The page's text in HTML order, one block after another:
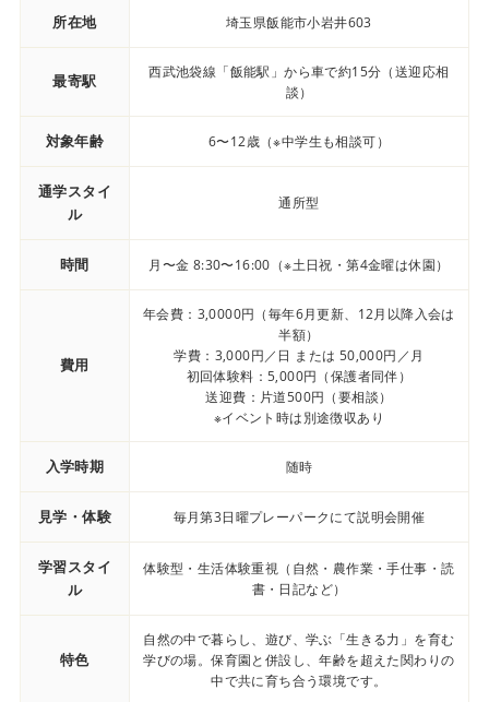
所在地 埼玉県飯能市小岩井603
最寄駅
西武池袋線「飯能駅」から車で約15分（送迎応相
談）
対象年齢 6〜12歳（※中学生も相談可）
通学スタイ
ル
通所型
時間 月〜金 8:30〜16:00（※土日祝・第4金曜は休園）
費用
年会費：3,0000円（毎年6月更新、12月以降入会は
半額）
学費：3,000円／日 または 50,000円／月
初回体験料：5,000円（保護者同伴）
送迎費：片道500円（要相談）
※イベント時は別途徴収あり
入学時期 随時
見学・体験 毎月第3日曜プレーパークにて説明会開催
学習スタイ
ル
体験型・生活体験重視（自然・農作業・手仕事・読
書・日記など）
特色
自然の中で暮らし、遊び、学ぶ「生きる力」を育む
学びの場。保育園と併設し、年齢を超えた関わりの
中で共に育ち合う環境です。